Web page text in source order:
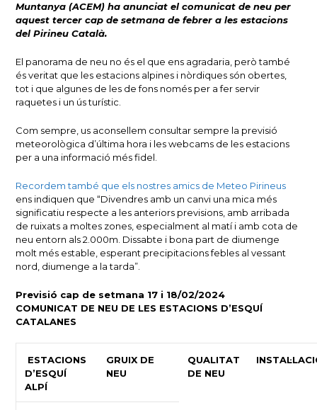
Muntanya (ACEM) ha anunciat el comunicat de neu per
aquest tercer cap de setmana de febrer a les estacions
del Pirineu Català.
El panorama de neu no és el que ens agradaria, però també
és veritat que les estacions alpines i nòrdiques són obertes,
tot i que algunes de les de fons només per a fer servir
raquetes i un ús turístic.
Com sempre, us aconsellem consultar sempre la previsió
meteorològica d’última hora i les webcams de les estacions
per a una informació més fidel.
Recordem també que els nostres amics de Meteo Pirineus
ens indiquen que “Divendres amb un canvi una mica més
significatiu respecte a les anteriors previsions, amb arribada
de ruixats a moltes zones, especialment al matí i amb cota de
neu entorn als 2.000m. Dissabte i bona part de diumenge
molt més estable, esperant precipitacions febles al vessant
nord, diumenge a la tarda”.
Previsió cap de setmana 17 i 18/02/2024
COMUNICAT DE NEU DE LES ESTACIONS D’ESQUÍ
CATALANES
ESTACIONS
D’ESQUÍ
ALPÍ
GRUIX DE
NEU
QUALITAT
DE NEU